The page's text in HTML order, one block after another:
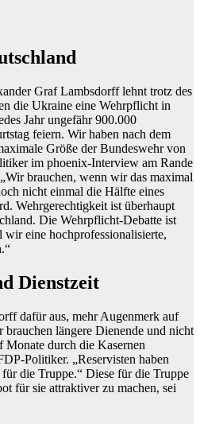
Graf Lambsdorff lehnt trotz des
die Ukraine eine Wehrpflicht in
Jahr ungefähr 900.000
feiern. Wir haben nach dem
Größe der Bundeswehr von
im phoenix-Interview am Rande
brauchen, wenn wir das maximal
nicht einmal die Hälfte eines
Wehrgerechtigkeit ist überhaupt
Die Wehrpflicht-Debatte ist
wir eine hochprofessionalisierte,
Dienstzeit
dafür aus, mehr Augenmerk auf
brauchen längere Dienende und nicht
durch die Kasernen
Politiker. „Reservisten haben
die Truppe.“ Diese für die Truppe
für sie attraktiver zu machen, sei